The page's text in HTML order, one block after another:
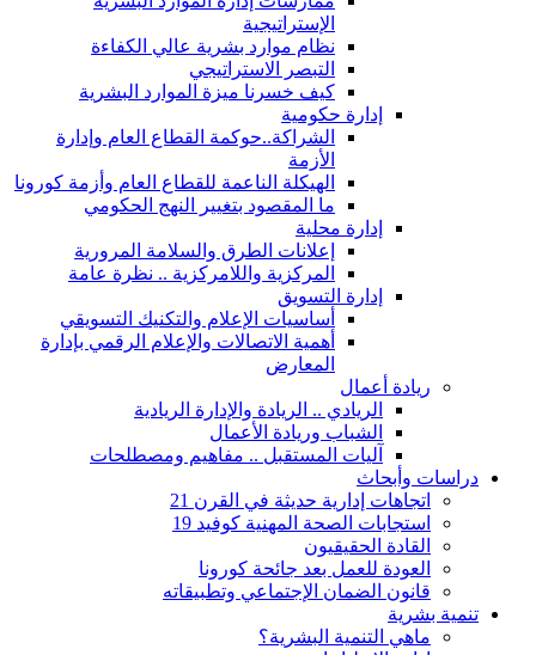
الإستراتيجية
نظام موارد بشرية عالي الكفاءة
التبصر الاستراتيجي
كيف خسرنا ميزة الموارد البشرية
إدارة حكومية
الشراكة..حوكمة القطاع العام وإدارة
الأزمة
الهيكلة الناعمة للقطاع العام وأزمة كورونا
ما المقصود بتغيير النهج الحكومي
إدارة محلية
إعلانات الطرق والسلامة المرورية
المركزية واللامركزية .. نظرة عامة
إدارة التسويق
أساسيات الإعلام والتكنيك التسويقي
أهمية الاتصالات والإعلام الرقمي بإدارة
المعارض
ريادة أعمال
الريادي .. الريادة والإدارة الريادية
الشباب وريادة الأعمال
آليات المستقبل .. مفاهيم ومصطلحات
دراسات وأبحاث
اتجاهات إدارية حديثة في القرن 21
استجابات الصحة المهنية كوفيد 19
القادة الحقيقيون
العودة للعمل بعد جائحة كورونا
قانون الضمان الإجتماعي وتطبيقاته
تنمية بشرية
ماهي التنمية البشرية؟